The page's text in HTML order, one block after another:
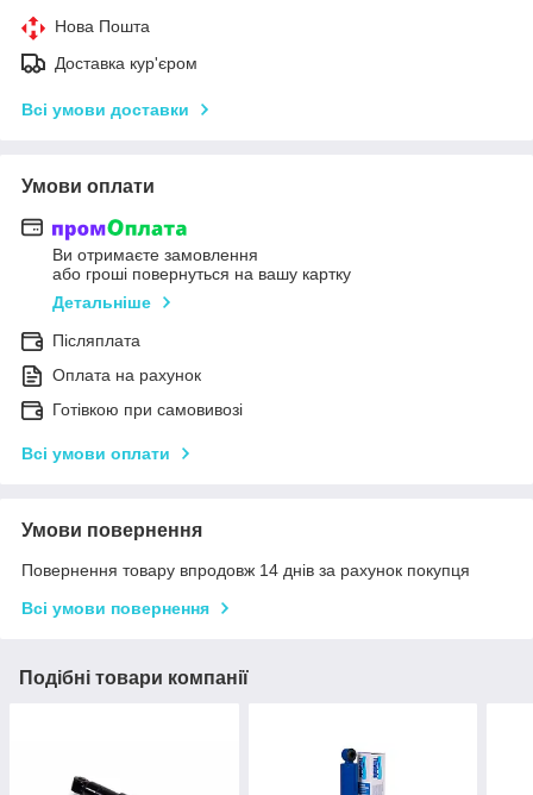
Нова Пошта
Доставка кур'єром
Всі умови доставки
Умови оплати
Ви отримаєте замовлення
або гроші повернуться на вашу картку
Детальніше
Післяплата
Оплата на рахунок
Готівкою при самовивозі
Всі умови оплати
Умови повернення
Повернення товару впродовж 14 днів за рахунок покупця
Всі умови повернення
Подібні товари компанії